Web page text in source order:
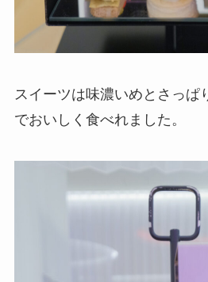
スイーツは味濃いめとさっぱ
でおいしく食べれました。